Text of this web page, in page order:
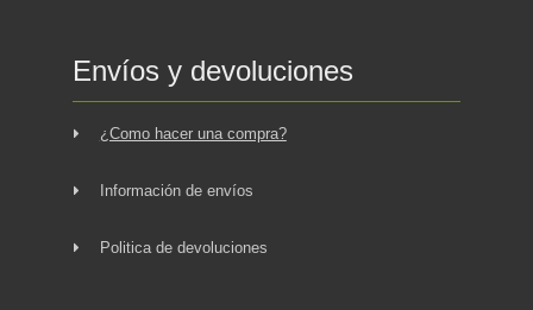
Envíos y devoluciones
¿Como hacer una compra?
Información de envíos
Politica de devoluciones